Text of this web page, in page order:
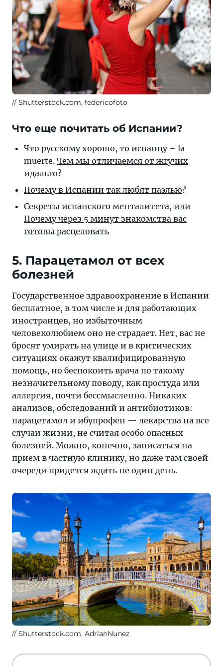
Shutterstock.com, federicofoto
Что еще почитать об Испании?
Что русскому хорошо, то испанцу – la
muerte. Чем мы отличаемся от жгучих
идальго?
Почему в Испании так любят паэлью?
Секреты испанского менталитета, или
Почему через 5 минут знакомства вас
готовы расцеловать
5. Парацетамол от всех
болезней
Государственное здравоохранение в Испании
бесплатное, в том числе и для работающих
иностранцев, но избыточным
человеколюбием оно не страдает. Нет, вас не
бросят умирать на улице и в критических
ситуациях окажут квалифицированную
помощь, но беспокоить врача по такому
незначительному поводу, как простуда или
аллергия, почти бессмысленно. Никаких
анализов, обследований и антибиотиков:
парацетамол и ибупрофен — лекарства на все
случаи жизни, не считая особо опасных
болезней. Можно, конечно, записаться на
прием в частную клинику, но даже там своей
очереди придется ждать не один день.
Shutterstock.com, AdrianNunez